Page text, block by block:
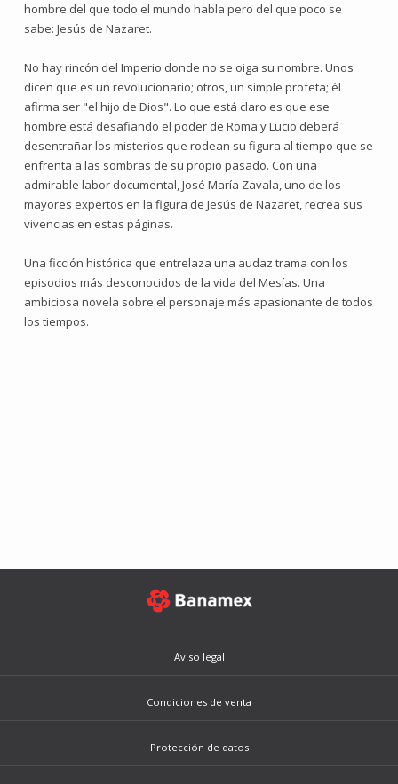
hombre del que todo el mundo habla pero del que poco se
sabe: Jesús de Nazaret.
No hay rincón del Imperio donde no se oiga su nombre. Unos
dicen que es un revolucionario; otros, un simple profeta; él
afirma ser "el hijo de Dios". Lo que está claro es que ese
hombre está desafiando el poder de Roma y Lucio deberá
desentrañar los misterios que rodean su figura al tiempo que se
enfrenta a las sombras de su propio pasado. Con una
admirable labor documental, José María Zavala, uno de los
mayores expertos en la figura de Jesús de Nazaret, recrea sus
vivencias en estas páginas.
Una ficción histórica que entrelaza una audaz trama con los
episodios más desconocidos de la vida del Mesías. Una
ambiciosa novela sobre el personaje más apasionante de todos
los tiempos.
Aviso legal
Condiciones de venta
Protección de datos